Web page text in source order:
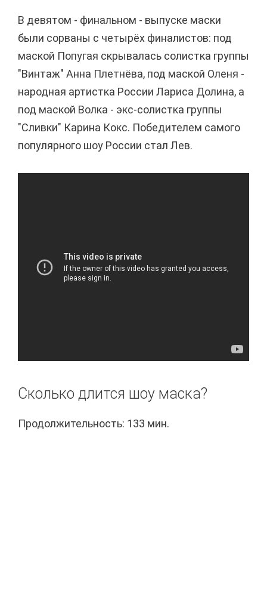
В девятом - финальном - выпуске маски
были сорваны с четырёх финалистов: под
маской Попугая скрывалась солистка группы
"Винтаж" Анна Плетнёва, под маской Оленя -
народная артистка России Лариса Долина, а
под маской Волка - экс-солистка группы
"Сливки" Карина Кокс. Победителем самого
популярного шоу России стал Лев.
Сколько длится шоу маска?
Продолжительность: 133 мин.